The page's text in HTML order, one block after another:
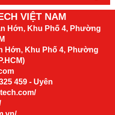
VIỆT NAM
Hớn, Khu Phố 4, Phường
Hớn, Khu Phố 4, Phường
459 - Uyên